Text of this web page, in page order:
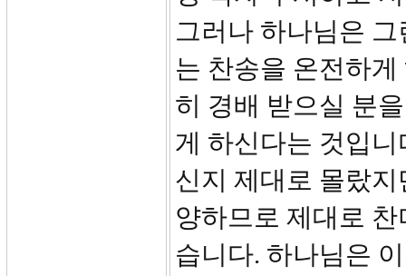
그러나 하나님은
는 찬송을 온전하
히 경배 받으실 분
게 하신다는 것입
신지 제대로 몰랐
양하므로 제대로
습니다. 하나님은